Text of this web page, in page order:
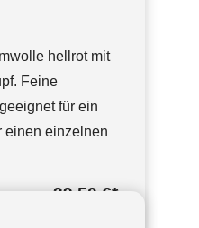
hellrot mit
Feine
für ein
einen einzelnen
39,50 €*